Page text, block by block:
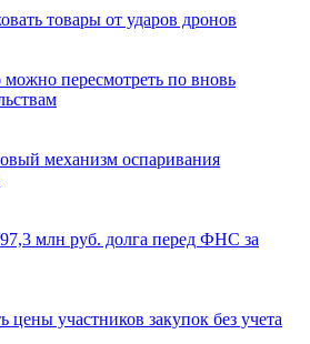
товары от ударов дронов
пересмотреть по вновь
механизм оспаривания
млн руб. долга перед ФНС за
цены участников закупок без учета